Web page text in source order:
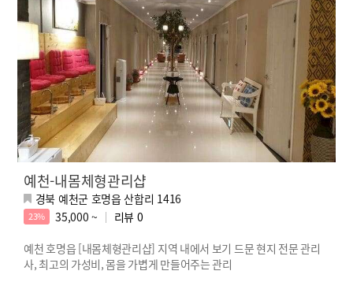
예천-내몸체형관리샵
경북 예천군 호명읍 산합리 1416
23% 35,000 ~ 리뷰 0
예천 호명읍 [내몸체형관리샵] 지역 내에서 보기 드문 현지 전문 관리
사, 최고의 가성비, 몸을 가볍게 만들어주는 관리